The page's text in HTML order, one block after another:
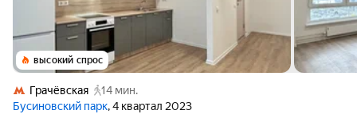
высокий спрос
Грачёвская
14 мин.
Бусиновский парк, 4 квартал 2023